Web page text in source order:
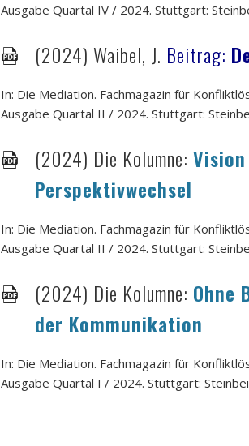
Ausgabe Quartal IV / 2024. Stuttgart:
(2024) Waibel, J. Beitrag:
In: Die Mediation. Fachmagazin für
Ausgabe Quartal II / 2024. Stuttgart:
(2024) Die Kolumne:
Perspektivwechsel
In: Die Mediation. Fachmagazin für
Ausgabe Quartal II / 2024. Stuttgart:
(2024) Die Kolumne: Ohne
der Kommunikation
In: Die Mediation. Fachmagazin für
Ausgabe Quartal I / 2024. Stuttgart: